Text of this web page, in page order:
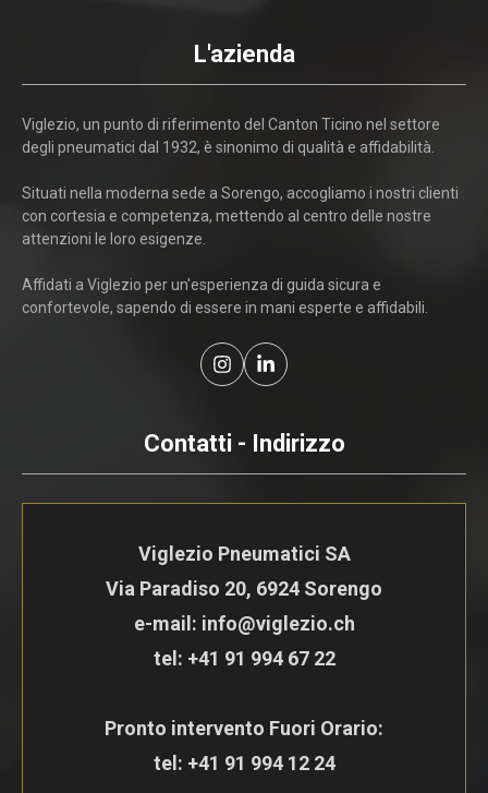
L'azienda
Viglezio, un punto di riferimento del Canton Ticino nel settore
degli pneumatici dal 1932, è sinonimo di qualità e affidabilità.
Situati nella moderna sede a Sorengo, accogliamo i nostri clienti
con cortesia e competenza, mettendo al centro delle nostre
attenzioni le loro esigenze.
Affidati a Viglezio per un'esperienza di guida sicura e
confortevole, sapendo di essere in mani esperte e affidabili.
Contatti - Indirizzo
Viglezio Pneumatici SA
Via Paradiso 20, 6924 Sorengo
e-mail: info@viglezio.ch
tel: +41 91 994 67 22
Pronto intervento Fuori Orario:
tel: +41 91 994 12 24